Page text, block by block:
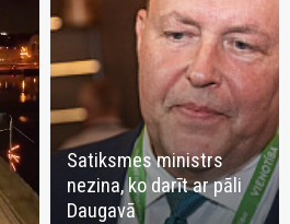
Satiksmes ministrs
nezina, ko darīt ar pāli
Daugavā